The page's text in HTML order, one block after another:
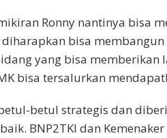
Ronny nantinya bisa
bisa
yang bisa memberikan
bisa tersalurkan
betul strategis dan
BNP2TKI dan